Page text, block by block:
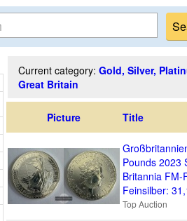
Current category: Gold, Silver,
Great Britain
Picture Title
Pounds 2023
Britannia FM-
Feinsilber:
Top Auction